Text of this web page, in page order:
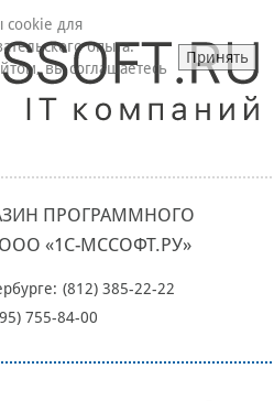
ПРОГРАММНОГО
«1С-МССОФТ.РУ»
(812) 385-22-22
755-84-00
cookie для
опыта.
вы соглашаетесь
Принять